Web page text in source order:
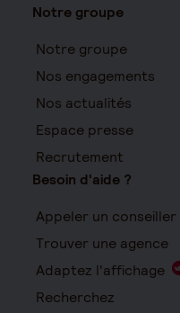
Notre groupe
Notre groupe
Nos engagements
Nos actualités
Espace presse
Recrutement
Besoin d'aide ?
Appeler un conseiller
Trouver une agence
Adaptez l'affichage
Recherchez